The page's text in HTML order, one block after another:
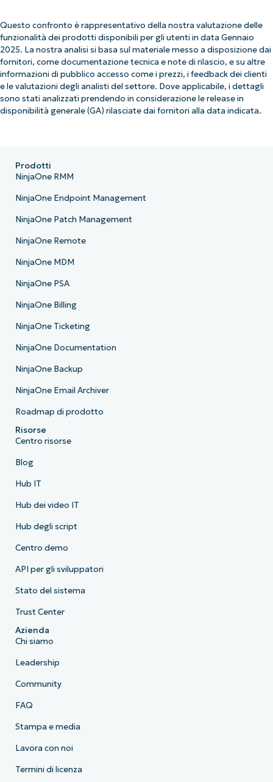
Questo confronto è rappresentativo della nostra valutazione delle
funzionalità dei prodotti disponibili per gli utenti in data Gennaio
2025. La nostra analisi si basa sul materiale messo a disposizione dai
fornitori, come documentazione tecnica e note di rilascio, e su altre
informazioni di pubblico accesso come i prezzi, i feedback dei clienti
e le valutazioni degli analisti del settore. Dove applicabile, i dettagli
sono stati analizzati prendendo in considerazione le release in
disponibilità generale (GA) rilasciate dai fornitori alla data indicata.
Prodotti
NinjaOne RMM
NinjaOne Endpoint Management
NinjaOne Patch Management
NinjaOne Remote
NinjaOne MDM
NinjaOne PSA
NinjaOne Billing
NinjaOne Ticketing
NinjaOne Documentation
NinjaOne Backup
NinjaOne Email Archiver
Roadmap di prodotto
Risorse
Centro risorse
Blog
Hub IT
Hub dei video IT
Hub degli script
Centro demo
API per gli sviluppatori
Stato del sistema
Trust Center
Azienda
Chi siamo
Leadership
Community
FAQ
Stampa e media
Lavora con noi
Termini di licenza